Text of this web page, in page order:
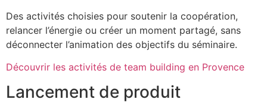
Des activités choisies pour soutenir la coopération,
relancer l’énergie ou créer un moment partagé, sans
déconnecter l’animation des objectifs du séminaire.
Découvrir les activités de team building en Provence
Lancement de produit